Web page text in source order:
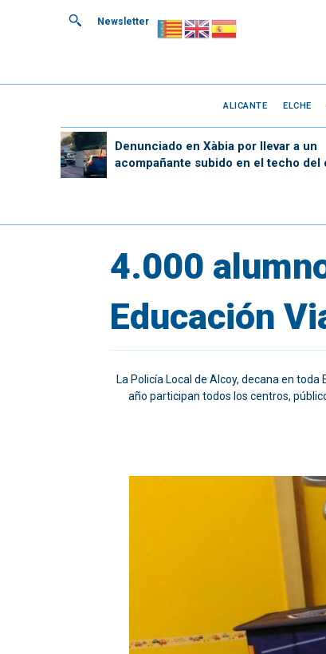
Newsletter
ALICANTE ELCHE
Denunciado en Xàbia por llevar a un
acompañante subido en el techo del
4.000
Educación
La Policía Local de Alcoy, decana en
año participan todos los centros,